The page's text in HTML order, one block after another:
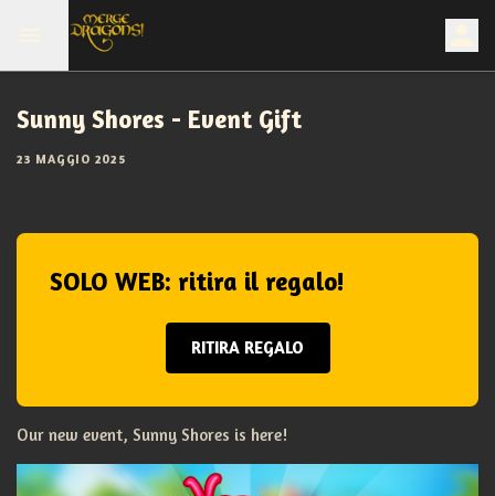
Sunny Shores - Event Gift
23 MAGGIO 2025
SOLO WEB: ritira il regalo!
RITIRA REGALO
Our new event, Sunny Shores is here!